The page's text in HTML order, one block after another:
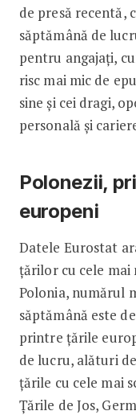
de presă recentă,
săptămână de
pentru angajați,
risc mai mic de
sine și cei dragi,
personală și
Polonezii,
europeni
Datele Eurostat
țărilor cu cele
Polonia, numărul
săptămână este
printre țările
de lucru, alături
țările cu cele mai
Țările de Jos,